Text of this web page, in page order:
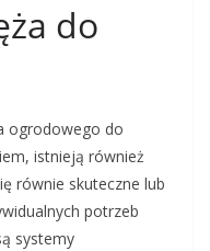
do
ogrodowego do
istnieją również
równie skuteczne lub
potrzeb
systemy